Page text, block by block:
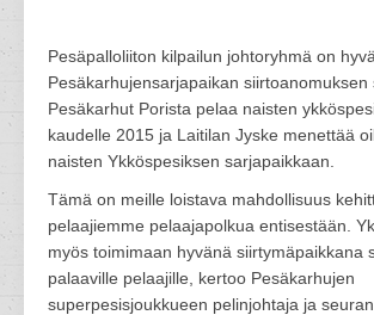
Pesäpalloliiton kilpailun johtoryhmä on
Pesäkarhujensarjapaikan siirtoanomuksen
Pesäkarhut Porista pelaa naisten
kaudelle 2015 ja Laitilan Jyske menettää
naisten Ykköspesiksen sarjapaikkaan.
Tämä on meille loistava mahdollisuus
pelaajiemme pelaajapolkua entisestään.
myös toimimaan hyvänä siirtymäpaikkana
palaaville pelaajille, kertoo Pesäkarhujen
superpesisjoukkueen pelinjohtaja ja seuran